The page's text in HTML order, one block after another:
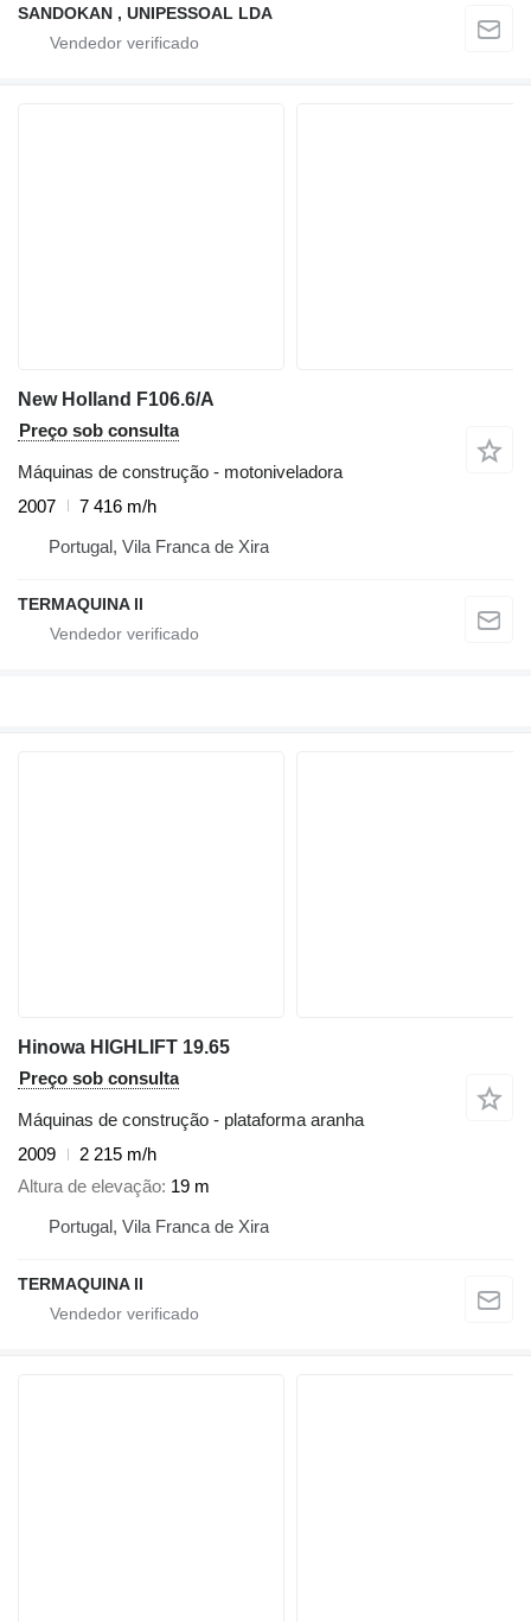
SANDOKAN , UNIPESSOAL LDA
New Holland F106.6/A
Preço sob consulta
Máquinas de construção - motoniveladora
2007
7 416 m/h
Portugal, Vila Franca de Xira
TERMAQUINA ll
Hinowa HIGHLIFT 19.65
Preço sob consulta
Máquinas de construção - plataforma aranha
2009
2 215 m/h
Altura de elevação 19 m
Portugal, Vila Franca de Xira
TERMAQUINA ll